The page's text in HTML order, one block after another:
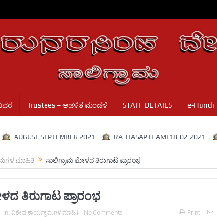
Trustees – ಆಡಳಿತ ಮಂಡಳಿ STAFF DETAILS e-Hundi
AUGUST,SEPTEMBER 2021 RATHASAPTHAMI 18-02-2021
ಮಾಹಿತಿ ಸಾಲಿಗ್ರಾಮ ಮೇಳದ ತಿರುಗಾಟ ಪ್ರಾರಂಭ
ತಿರುಗಾಟ ಪ್ರಾರಂಭ
In: ವಿಶೇಷ ಕಾರ್ಯಕ್ರಮಗಳ ಮಾಹಿತಿ No Comments Print